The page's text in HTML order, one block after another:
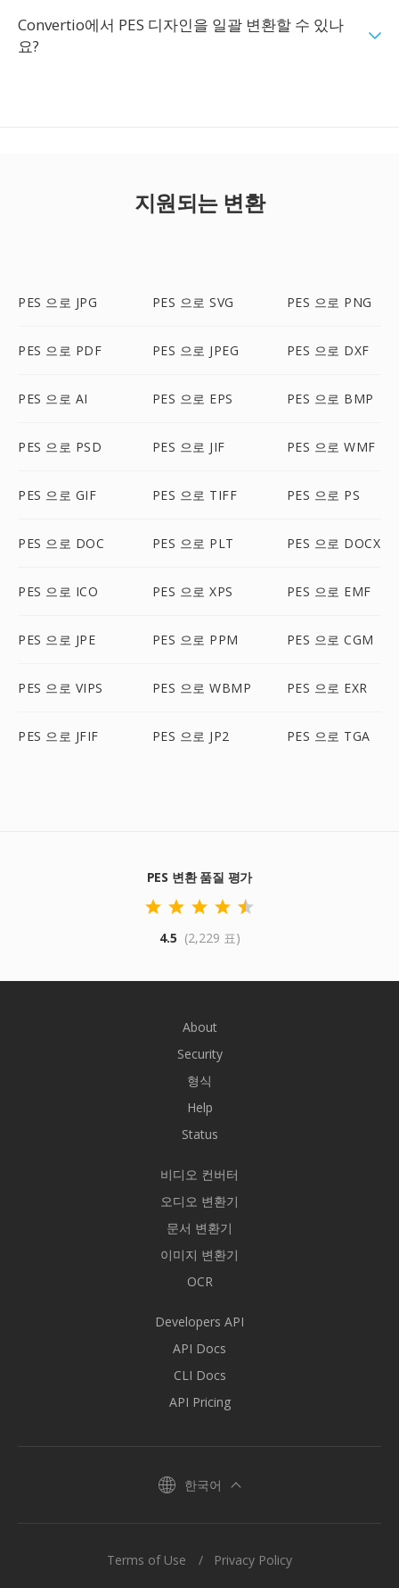
Convertio에서 PES 디자인을 일괄 변환할 수 있나
요?
지원되는 변환
PES 으로 JPG PES 으로 SVG PES 으로 PNG
PES 으로 PDF PES 으로 JPEG PES 으로 DXF
PES 으로 AI PES 으로 EPS PES 으로 BMP
PES 으로 PSD PES 으로 JIF PES 으로 WMF
PES 으로 GIF PES 으로 TIFF PES 으로 PS
PES 으로 DOC PES 으로 PLT PES 으로 DOCX
PES 으로 ICO PES 으로 XPS PES 으로 EMF
PES 으로 JPE PES 으로 PPM PES 으로 CGM
PES 으로 VIPS PES 으로 WBMP PES 으로 EXR
PES 으로 JFIF PES 으로 JP2 PES 으로 TGA
PES 변환 품질 평가
4.5 (2,229 표)
About
Security
형식
Help
Status
비디오 컨버터
오디오 변환기
문서 변환기
이미지 변환기
OCR
Developers API
API Docs
CLI Docs
API Pricing
한국어
Terms of Use Privacy Policy